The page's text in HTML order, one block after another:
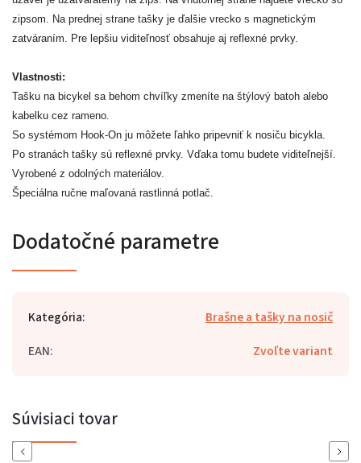
zipsom. Na prednej strane tašky je ďalšie vrecko s magnetickým
zatváraním. Pre lepšiu viditeľnosť obsahuje aj reflexné prvky.
Vlastnosti:
Tašku na bicykel sa behom chvíľky zmeníte na štýlový batoh alebo
kabelku cez rameno.
So systémom Hook-On ju môžete ľahko pripevniť k nosiču bicykla.
Po stranách tašky sú reflexné prvky. Vďaka tomu budete viditeľnejší.
Vyrobené z odolných materiálov.
Špeciálna ručne maľovaná rastlinná potlač.
Dodatočné parametre
Kategória:
Brašne a tašky na nosič
EAN: Zvoľte variant
Súvisiaci tovar
Previous Next